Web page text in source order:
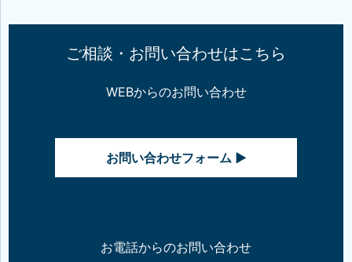
ご相談・お問い合わせはこちら
WEBからのお問い合わせ
お問い合わせフォーム ▶
お電話からのお問い合わせ